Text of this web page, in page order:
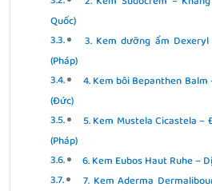
Quốc)
3. Kem dưỡng ẩm
(Pháp)
4. Kem bôi Bepanthen
(Đức)
5. Kem Mustela Cicastela
(Pháp)
6. Kem Eubos Haut Ruhe –
7. Kem Aderma